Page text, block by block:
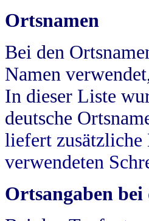
Ortsnamen
Bei den
Namen
In dieser Liste
deutsche
liefert zusätzliche
verwendeten
Ortsangaben